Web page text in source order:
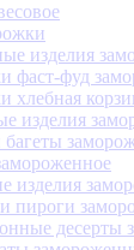
изделия
фаст-фуд
хлебная
изделия
багеты
изделия
пироги
десерты